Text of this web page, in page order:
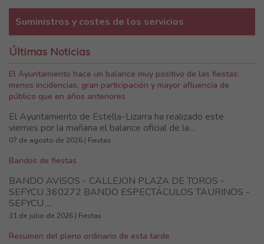
Suministros y costes de los servicios
Últimas Noticias
El Ayuntamiento hace un balance muy positivo de las fiestas:
menos incidencias, gran participación y mayor afluencia de
público que en años anteriores
El Ayuntamiento de Estella-Lizarra ha realizado este
viernes por la mañana el balance oficial de la...
07 de agosto de 2026 | Fiestas
Bandos de fiestas
BANDO AVISOS - CALLEJON PLAZA DE TOROS -
SEFYCU 360272 BANDO ESPECTÁCULOS TAURINOS -
SEFYCU ...
31 de julio de 2026 | Fiestas
Resumen del pleno ordinario de esta tarde